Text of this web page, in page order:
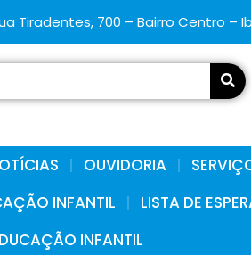
Tiradentes, 700 – Bairro Centro –
OUVIDORIA
INFANTIL
LISTA DE
INFANTIL